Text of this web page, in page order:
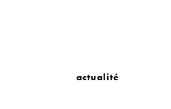
actualité